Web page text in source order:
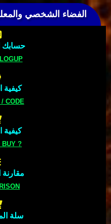
الفضاء الشخصي
كيفية
CODE
كيفية
BUY ?
مقارنة
سلة